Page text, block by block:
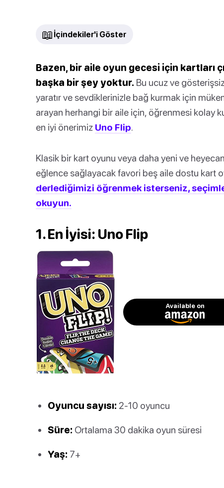
📖 İçindekiler'i Göster
Bazen, bir aile oyun gecesi için kartları
başka bir şey yoktur. Bu ucuz ve
yaratır ve sevdiklerinizle bağ kurmak için
arayan herhangi bir aile için, öğrenmesi kolay
en iyi önerimiz Uno Flip.
Klasik bir kart oyunu veya daha yeni ve
eğlence sağlayacak favori beş aile dostu kart
derlediğimizi öğrenmek isterseniz,
okuyun.
1. En İyisi: Uno Flip
Available on
Oyuncu sayısı: 2-10 oyuncu
Süre: Ortalama 30 dakika oyun süresi
Yaş: 7+